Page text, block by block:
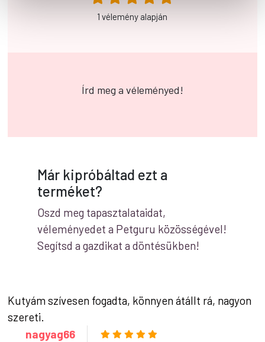
1 vélemény alapján
Írd meg a véleményed!
Már kipróbáltad ezt a
terméket?
Oszd meg tapasztalataidat,
véleményedet a Petguru közösségével!
Segítsd a gazdikat a döntésükben!
Kutyám szívesen fogadta, könnyen átállt rá, nagyon
szereti.
nagyag66